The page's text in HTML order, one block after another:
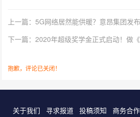
抱歉，评论已关闭！
Copyright © 2012-2025游物语（北京）科